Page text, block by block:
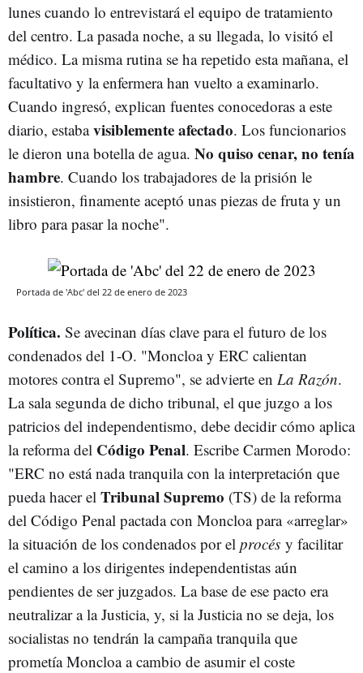
lunes cuando lo entrevistará el equipo de tratamiento
del centro. La pasada noche, a su llegada, lo visitó el
médico. La misma rutina se ha repetido esta mañana, el
facultativo y la enfermera han vuelto a examinarlo.
Cuando ingresó, explican fuentes conocedoras a este
diario, estabavisiblemente afectado. Los funcionarios
le dieron una botella de agua. No quiso cenar, no tenía
hambre. Cuando los trabajadores de la prisión le
insistieron, finamente aceptó unas piezas de fruta y un
libro para pasar la noche".
Portada de 'Abc' del 22 de enero de 2023
Política. Se avecinan días clave para el futuro de los
condenados del 1-O. "Moncloa y ERC calientan
motores contra el Supremo", se advierte en La Razón.
La sala segunda de dicho tribunal, el que juzgo a los
patricios del independentismo, debe decidir cómo aplica
la reforma del Código Penal. Escribe Carmen Morodo:
"ERC no está nada tranquila con la interpretación que
pueda hacer el Tribunal Supremo (TS) de la reforma
del Código Penal pactada con Moncloa para «arreglar»
la situación de los condenados por el procés y facilitar
el camino a los dirigentes independentistas aún
pendientes de ser juzgados. La base de ese pacto era
neutralizar a la Justicia, y, si la Justicia no se deja, los
socialistas no tendrán la campaña tranquila que
prometía Moncloa a cambio de asumir el coste